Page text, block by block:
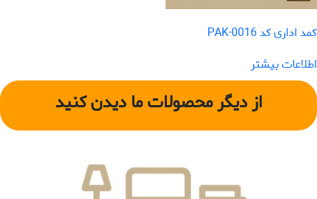
کمد اداری کد PAK-0016
اطلاعات بیشتر
از دیگر محصولات ما دیدن کنید